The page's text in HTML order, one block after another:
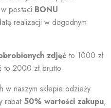
postaci BONU
realizacji w dogodnym
zdjęć to 1000 zł
to 2000 zł brutto.
w naszym sklepie odzieży
rabat 50% wartości zakupu,